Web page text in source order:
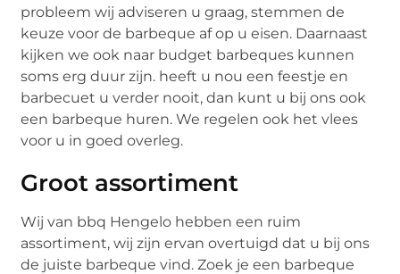
probleem wij adviseren u graag, stemmen de
keuze voor de barbeque af op u eisen. Daarnaast
kijken we ook naar budget barbeques kunnen
soms erg duur zijn. heeft u nou een feestje en
barbecuet u verder nooit, dan kunt u bij ons ook
een barbeque huren. We regelen ook het vlees
voor u in goed overleg.
Groot assortiment
Wij van bbq Hengelo hebben een ruim
assortiment, wij zijn ervan overtuigd dat u bij ons
de juiste barbeque vind. Zoek je een barbeque